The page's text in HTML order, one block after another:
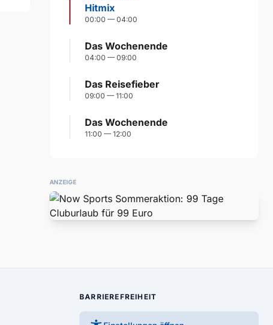
Hitmix
00:00 — 04:00
Das Wochenende
04:00 — 09:00
Das Reisefieber
09:00 — 11:00
Das Wochenende
11:00 — 12:00
ANZEIGE
BARRIEREFREIHEIT